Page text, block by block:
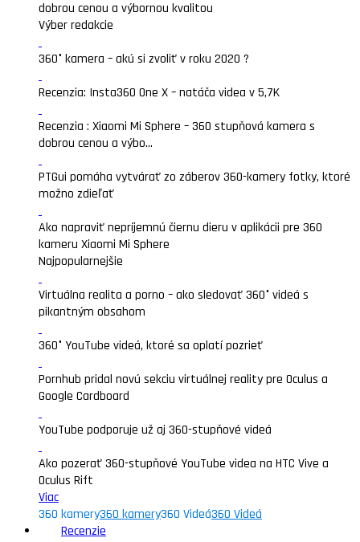
dobrou cenou a výbornou kvalitou
Výber redakcie
360° kamera – akú si zvoliť v roku 2020 ?
Recenzia: Insta360 One X – natáča videa v 5,7K
Recenzia : Xiaomi Mi Sphere – 360 stupňová kamera s
dobrou cenou a výbo...
PTGui pomáha vytvárať zo záberov 360-kamery fotky, ktoré
možno zdieľať
Ako napraviť nepríjemnú čiernu dieru v aplikácii pre 360
kameru Xiaomi Mi Sphere
Najpopularnejšie
Virtuálna realita a porno – ako sledovať 360° videá s
pikantným obsahom
360° YouTube videá, ktoré sa oplatí pozrieť
Pornhub pridal novú sekciu virtuálnej reality pre Oculus a
Google Cardboard
YouTube podporuje už aj 360-stupňové videá
Ako pozerať 360-stupňové YouTube videa na HTC Vive a
Oculus Rift
Viac
360 kamery360 kamery360 Videá360 Videá
Recenzie